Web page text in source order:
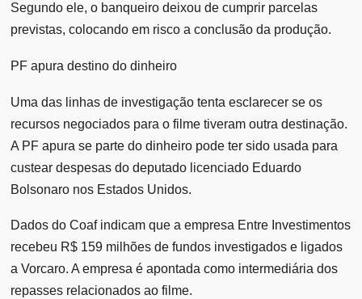
Segundo ele, o banqueiro deixou de cumprir parcelas
previstas, colocando em risco a conclusão da produção.
PF apura destino do dinheiro
Uma das linhas de investigação tenta esclarecer se os
recursos negociados para o filme tiveram outra destinação.
A PF apura se parte do dinheiro pode ter sido usada para
custear despesas do deputado licenciado Eduardo
Bolsonaro nos Estados Unidos.
Dados do Coaf indicam que a empresa Entre Investimentos
recebeu R$ 159 milhões de fundos investigados e ligados
a Vorcaro. A empresa é apontada como intermediária dos
repasses relacionados ao filme.